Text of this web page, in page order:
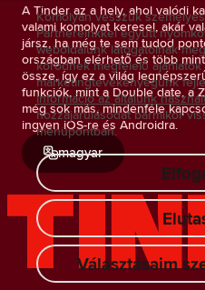
A Tinder az a hely, ahol valódi
valami komolyat keresel, akár
jársz, ha még te sem tudod
országban elérhető és több
össze, így ez a világ
funkciók, mint a Double date, a
még sok más, mindenféle
ingyen iOS-re és Androidra.
magyar
Komolyan vesszük
Partnereinkkel együtt
weboldalunk látogatóinak
körödnek megfelelő
marketingtevékenyégünk
információ az általunk
hozzájárulásodat bármikor
menüpontban.
Választásaim